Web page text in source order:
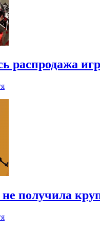
распродажа
получила